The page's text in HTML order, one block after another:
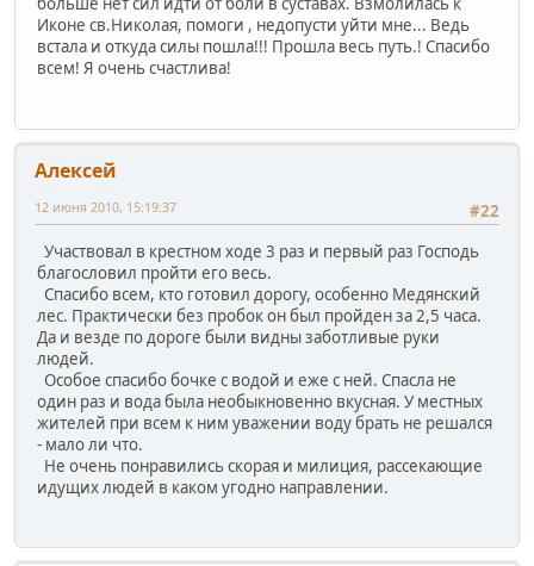
Иконе св.Николая, помоги , недопусти уйти мне... Ведь
встала и откуда силы пошла!!! Прошла весь путь.! Спасибо
всем! Я очень счастлива!
Алексей
#22
12 июня 2010, 15:19:37
Участвовал в крестном ходе 3 раз и первый раз Господь
благословил пройти его весь.
Спасибо всем, кто готовил дорогу, особенно Медянский
лес. Практически без пробок он был пройден за 2,5 часа.
Да и везде по дороге были видны заботливые руки
людей.
Особое спасибо бочке с водой и еже с ней. Спасла не
один раз и вода была необыкновенно вкусная. У местных
жителей при всем к ним уважении воду брать не решался
- мало ли что.
Не очень понравились скорая и милиция, рассекающие
идущих людей в каком угодно направлении.